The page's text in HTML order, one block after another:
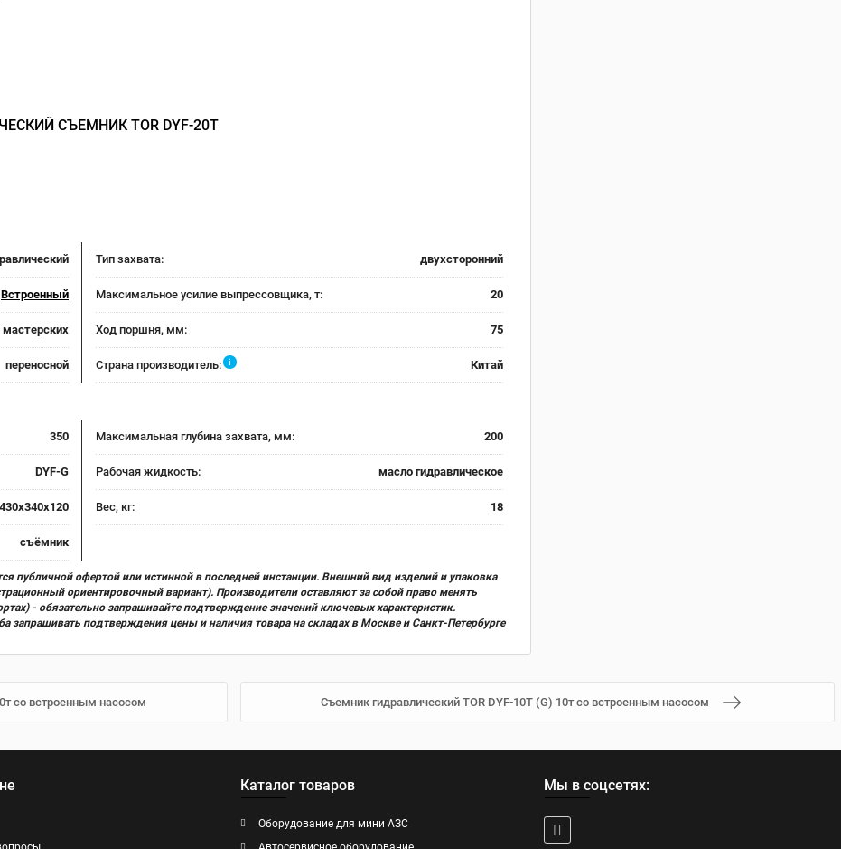
СЪЕМНИК TOR DYF-20T
Тип захвата: двухсторонний
Встроенный Максимальное усилие выпрессовщика, т: 20
Ход поршня, мм: 75
переносной Страна производитель: i Китай
350 Максимальная глубина захвата, мм: 200
DYF-G Рабочая жидкость: масло гидравлическое
430x340x120 Вес, кг: 18
съёмник
публичной офертой или истинной в последней инстанции. Внешний вид изделий и упаковка
ориентировочный вариант). Производители оставляют за собой право менять
- обязательно запрашивайте подтверждение значений ключевых характеристик.
запрашивать подтверждения цены и наличия товара на складах в Москве и Санкт-Петербурге
со встроенным насосом Съемник гидравлический TOR DYF-10T (G) 10т со встроенным насосом
Каталог товаров
Оборудование для мини АЗС
Мы в соцсетях: